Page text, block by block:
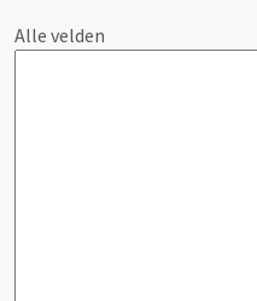
Alle velden